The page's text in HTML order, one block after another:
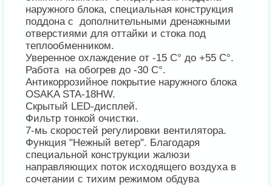
наружного блока, специальная конструкция
поддона с дополнительными дренажными
отверстиями для оттайки и стока под
теплообменником.
Уверенное охлаждение от -15 С° до +55 С°.
Работа на обогрев до -30 С°.
Антикоррозийное покрытие наружного блока
OSAKA STA-18HW.
Скрытый LED-дисплей.
Фильтр тонкой очистки.
7-мь скоростей регулировки вентилятора.
Функция "Нежный ветер". Благодаря
специальной конструкции жалюзи
направляющих поток исходящего воздуха в
сочетании с тихим режимом обдува